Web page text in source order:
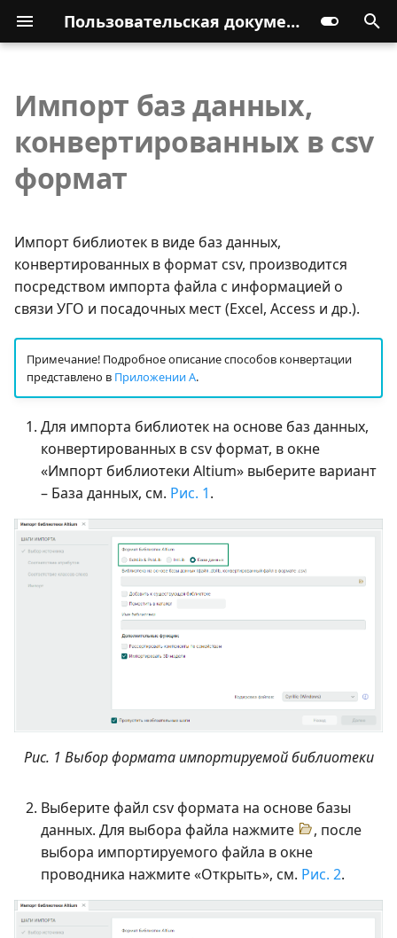
Пользовательская документация
Импорт баз данных,
конвертированных в csv
формат
Импорт библиотек в виде баз данных,
конвертированных в формат csv, производится
посредством импорта файла с информацией о
связи УГО и посадочных мест (Excel, Access и др.).
Примечание! Подробное описание способов конвертации
представлено в Приложении А.
Для импорта библиотек на основе баз данных,
конвертированных в csv формат, в окне
«Импорт библиотеки Altium» выберите вариант
– База данных, см. Рис. 1.
Рис. 1 Выбор формата импортируемой библиотеки
Выберите файл csv формата на основе базы
данных. Для выбора файла нажмите
, после
выбора импортируемого файла в окне
проводника нажмите «Открыть», см. Рис. 2.